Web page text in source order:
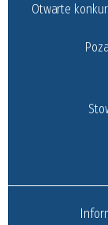
Otwarte